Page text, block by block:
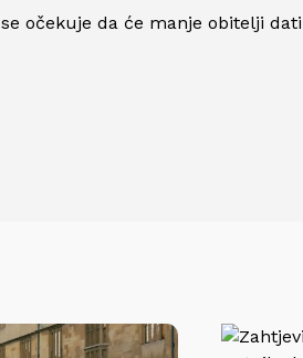
očekuje da će manje obitelji